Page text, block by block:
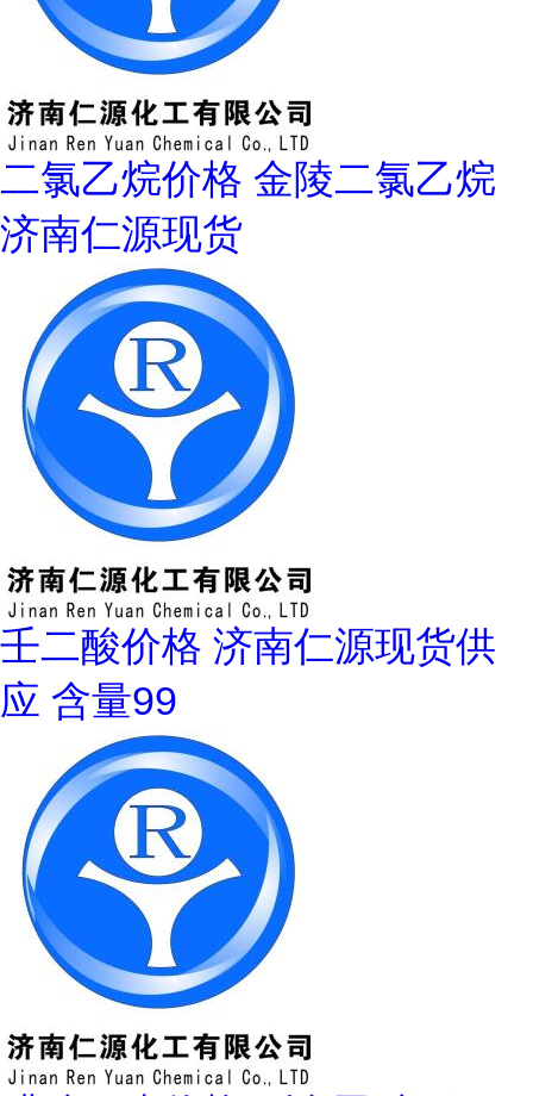
二氯乙烷价格 金陵二氯乙烷
济南仁源现货
壬二酸价格 济南仁源现货供
应 含量99